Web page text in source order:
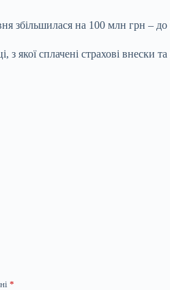
збільшилася на 100 млн грн –
з якої сплачені страхові внески
*